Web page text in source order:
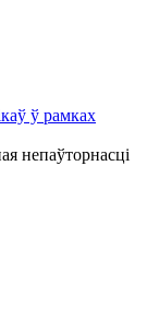
ў рамках
непаўторнасці